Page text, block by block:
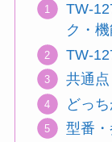
TW-
ク・
TW-
共通点
どっ
型番